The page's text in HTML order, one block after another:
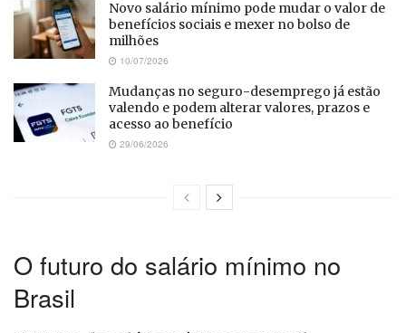
Novo salário mínimo pode mudar o valor de
benefícios sociais e mexer no bolso de
milhões
10/07/2026
Mudanças no seguro-desemprego já estão
valendo e podem alterar valores, prazos e
acesso ao benefício
29/06/2026
O futuro do salário mínimo no
Brasil